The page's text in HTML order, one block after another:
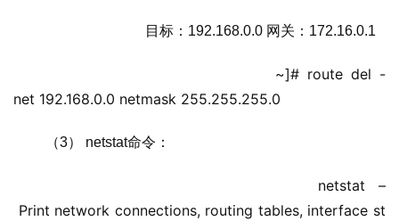
目标：192.168.0.0 网关：172.16.0.1
~]# route del -
net 192.168.0.0 netmask 255.255.255.0
（3） netstat命令：
netstat –
Print network connections, routing tables, interface st